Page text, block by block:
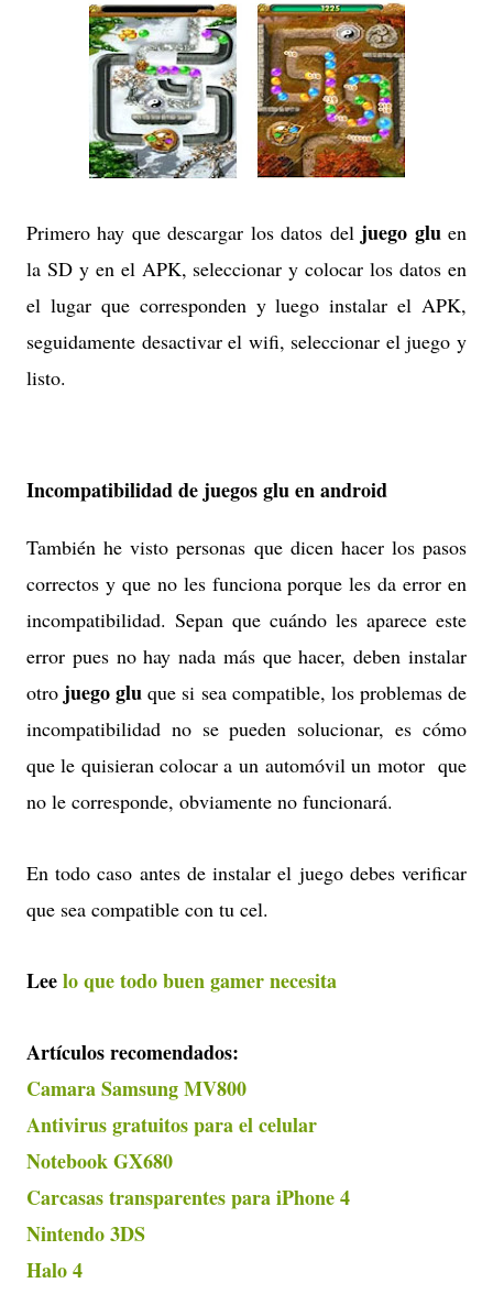
Primero hay que descargar los datos del juego gluen
la SD y en el APK, seleccionar y colocar los datos en
el lugar que corresponden y luego instalar el APK,
seguidamente desactivar el wifi, seleccionar el juego y
listo.
Incompatibilidad de juegos glu en android
También he visto personas que dicen hacer los pasos
correctos y que no les funciona porque les da error en
incompatibilidad. Sepan que cuándo les aparece este
error pues no hay nada más que hacer, deben instalar
otro juego gluque si sea compatible, los problemas de
incompatibilidad no se pueden solucionar, es cómo
que le quisieran colocar a un automóvil un motor que
no le corresponde, obviamente no funcionará.
En todo caso antes de instalar el juego debes verificar
que sea compatible con tu cel.
Leelo que todo buen gamer necesita
Artículos recomendados:
Camara Samsung MV800
Antivirus gratuitos para el celular
Notebook GX680
Carcasas transparentes para iPhone 4
Nintendo 3DS
Halo 4